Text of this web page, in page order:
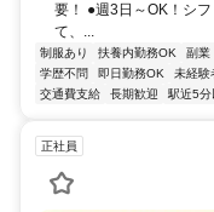
要！ ●週3日～OK！シ
て、...
制服あり 扶養内勤務OK 副業
学歴不問
即日勤務OK 未経験
交通費支給
長期歓迎 駅近5分
正社員